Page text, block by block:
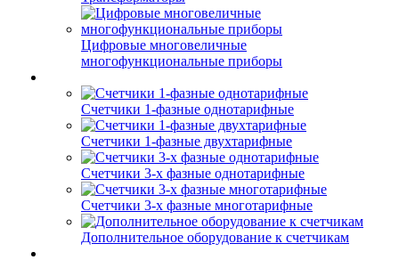
Цифровые многовеличные
многофункциональные приборы
Счетчики 1-фазные однотарифные
Счетчики 1-фазные двухтарифные
Счетчики 3-х фазные однотарифные
Счетчики 3-х фазные многотарифные
Дополнительное оборудование к счетчикам